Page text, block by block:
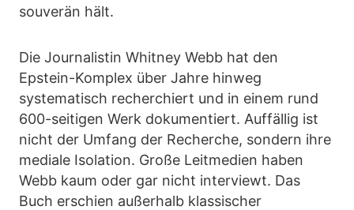
souverän hält.
Die Journalistin Whitney Webb hat den
Epstein-Komplex über Jahre hinweg
systematisch recherchiert und in einem rund
600-seitigen Werk dokumentiert. Auffällig ist
nicht der Umfang der Recherche, sondern ihre
mediale Isolation. Große Leitmedien haben
Webb kaum oder gar nicht interviewt. Das
Buch erschien außerhalb klassischer